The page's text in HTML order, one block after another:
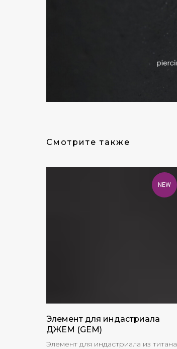
Смотрите также
NEW
Элемент для индастриала
ДЖЕМ (GEM)
Элемент для индастриала из титана